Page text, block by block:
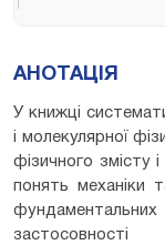
АНОТАЦІЯ
У книжці
і молекулярної
фізичного змісту
понять механіки
застосовності